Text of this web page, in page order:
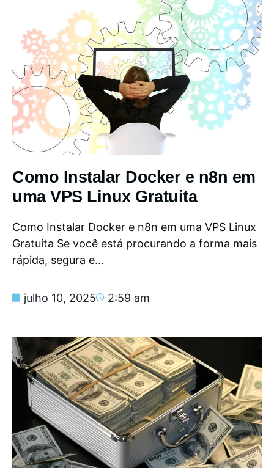
Como Instalar Docker e n8n em
uma VPS Linux Gratuita
Como Instalar Docker e n8n em uma VPS Linux
Gratuita Se você está procurando a forma mais
rápida, segura e...
julho 10, 2025 2:59 am